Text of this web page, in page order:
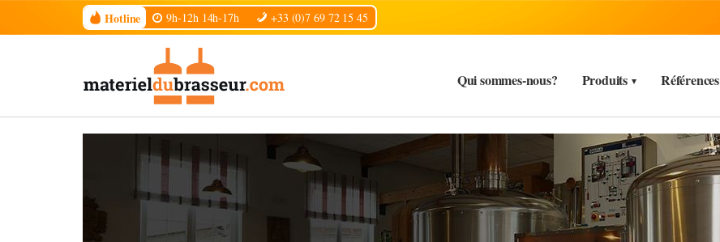
Hotline
9h-12h 14h-17h +33 (0)7 69 72 15 45
Qui sommes-nous? Produits Références